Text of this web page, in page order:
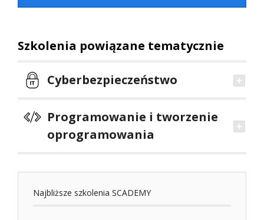
Szkolenia powiązane tematycznie
Cyberbezpieczeństwo
Programowanie i tworzenie
oprogramowania
Najbliższe szkolenia SCADEMY